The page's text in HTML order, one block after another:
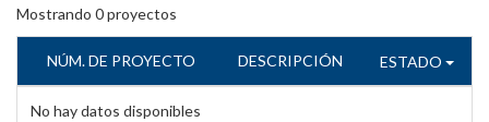
Mostrando 0proyectos
NÚM. DE PROYECTO DESCRIPCIÓN ESTADO
No hay datos disponibles